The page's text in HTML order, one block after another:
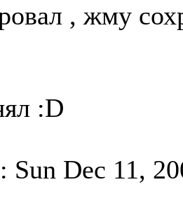
, жму
:D
Sun Dec 11,